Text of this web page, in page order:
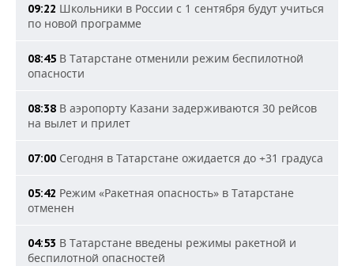
09:22 Школьники в России с 1 сентября будут учиться
по новой программе
08:45 В Татарстане отменили режим беспилотной
опасности
08:38 В аэропорту Казани задерживаются 30 рейсов
на вылет и прилет
07:00 Сегодня в Татарстане ожидается до +31 градуса
05:42 Режим «Ракетная опасность» в Татарстане
отменен
04:53 В Татарстане введены режимы ракетной и
беспилотной опасностей